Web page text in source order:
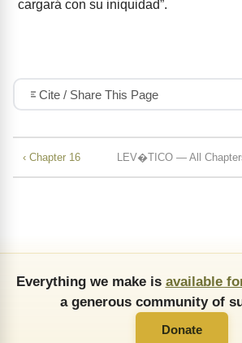
cargará con su iniquidad”.
Cite / Share This Page
‹ Chapter 16 LEV�TICO — All
Everything we make is available
a generous community of
Donate